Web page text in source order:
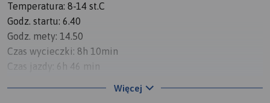
Temperatura: 8-14 st.C
Godz. startu: 6.40
Godz. mety: 14.50
Czas wycieczki: 8h 10min
Czas jazdy: 6h 46 min
średnia prędkość: 24,1 km/h
Więcej